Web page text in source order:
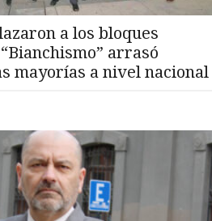
a los bloques
arrasó
mayorías a nivel nacional